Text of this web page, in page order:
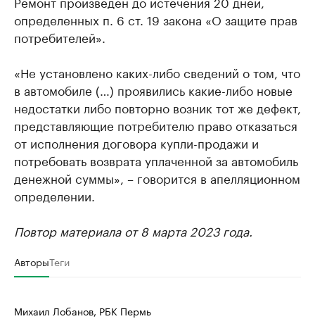
определенных п. 6 ст. 19 закона «О защите прав
потребителей».
«Не установлено каких-либо сведений о том, что
в автомобиле (…) проявились какие-либо новые
недостатки либо повторно возник тот же дефект,
представляющие потребителю право отказаться
от исполнения договора купли-продажи и
потребовать возврата уплаченной за автомобиль
денежной суммы», – говорится в апелляционном
определении.
Повтор материала от 8 марта 2023 года.
АвторыТеги
Михаил Лобанов, РБК Пермь